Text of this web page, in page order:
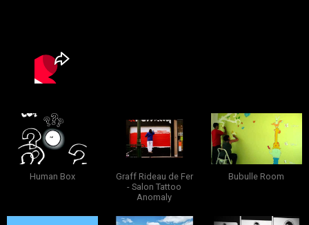
Human Box
Graff Rideau de Fer
- Salon Tattoo
Anomaly
Bubulle Room